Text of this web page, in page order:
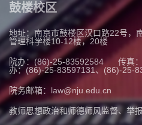
鼓楼校区
地址：南京市鼓楼区汉口路22号，
管理科学楼10-12楼，20楼
院办：(86)-25-83592584 传真
办：(86)-25-83597131、(86)-25-
院务邮箱：law@nju.edu.cn
教师思想政治和师德师风监督、举